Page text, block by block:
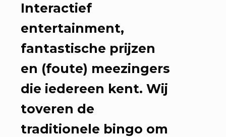
Interactief
entertainment,
fantastische prijzen
en (foute) meezingers
die iedereen kent. Wij
toveren de
traditionele bingo om